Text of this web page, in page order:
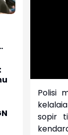
Polisi
sopir